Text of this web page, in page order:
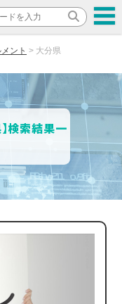
ント 大分県
検索結果一